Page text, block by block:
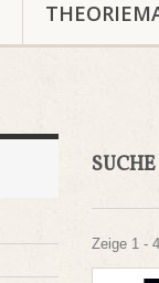
Zeige 1 -